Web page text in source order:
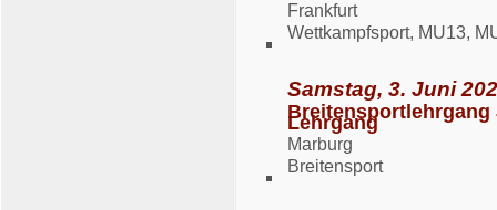
Frankfurt
Wettkampfsport, MU13,
Samstag, 3. Juni
Lehrgang
Marburg
Breitensport